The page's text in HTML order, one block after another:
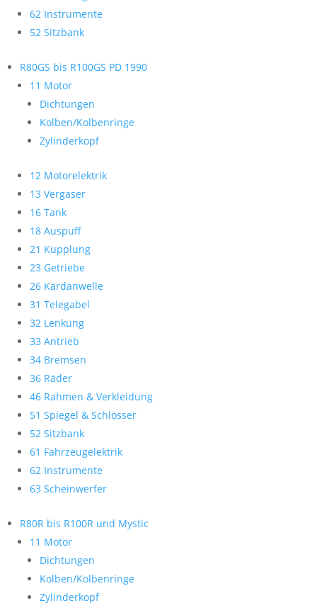
62 Instrumente
52 Sitzbank
R80GS bis R100GS PD 1990
11 Motor
Dichtungen
Kolben/Kolbenringe
Zylinderkopf
12 Motorelektrik
13 Vergaser
16 Tank
18 Auspuff
21 Kupplung
23 Getriebe
26 Kardanwelle
31 Telegabel
32 Lenkung
33 Antrieb
34 Bremsen
36 Räder
46 Rahmen & Verkleidung
51 Spiegel & Schlösser
52 Sitzbank
61 Fahrzeugelektrik
62 Instrumente
63 Scheinwerfer
R80R bis R100R und Mystic
11 Motor
Dichtungen
Kolben/Kolbenringe
Zylinderkopf